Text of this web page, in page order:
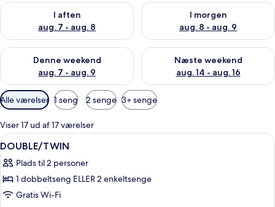
I aften
aug. 7 - aug. 8
Tjek tilgængelighed for i aften aug. 7 - aug. 8
I morgen
aug. 8 - aug. 9
Tjek tilgængelighed for i
Denne weekend
aug. 7 - aug. 9
Tjek tilgængelighed for denne weekend aug. 7 - aug. 9
Næste weekend
aug. 14 - aug. 16
Tjek tilgængelighed for næste
Tilgængelige
filtre
for
værelser
Alle værelser 1 seng 2 senge 3+ senge
Viser 17 ud af 17 værelser
Indlæs
alle
billeder
af
DOUBLE/TWIN
50
DOUBLE/TWIN
Plads til 2 personer
1 dobbeltseng ELLER 2 enkeltsenge
Gratis Wi-Fi